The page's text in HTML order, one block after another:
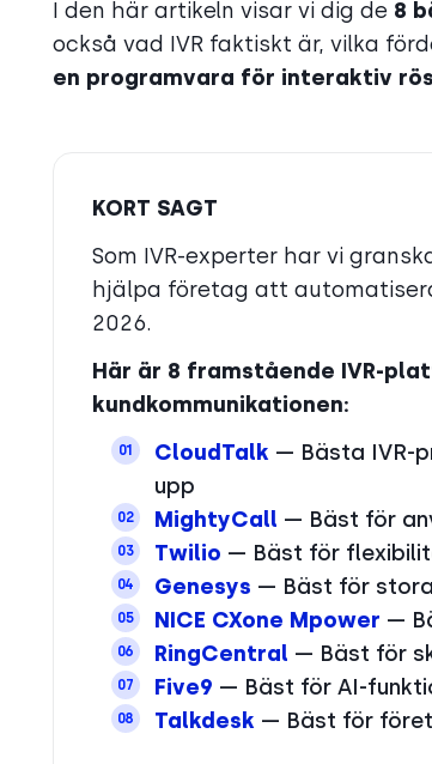
I den här artikeln visar vi dig de 8
också vad IVR faktiskt är, vilka
en programvara för interaktiv
KORT SAGT
Som IVR-experter har vi
hjälpa företag att
2026.
Här är 8 framstående IVR-
kundkommunikationen:
01 CloudTalk — Bästa IVR-
upp
02 MightyCall — Bäst för
03 Twilio — Bäst för
04 Genesys — Bäst för
05 NICE CXone Mpower —
06 RingCentral — Bäst för
07 Five9 — Bäst för AI-
08 Talkdesk — Bäst för